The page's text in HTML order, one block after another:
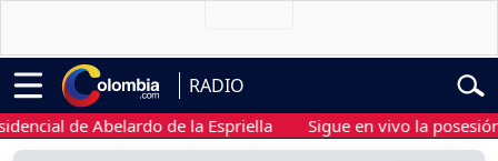
RADIO
de Abelardo de la Espriella Sigue en vivo la posesión